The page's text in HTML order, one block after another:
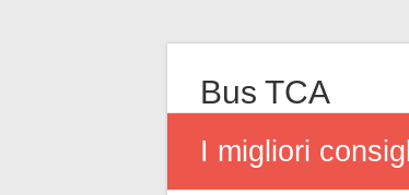
Bus TCA
I migliori